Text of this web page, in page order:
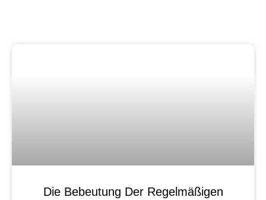
Die Bebeutung Der Regelmäßigen